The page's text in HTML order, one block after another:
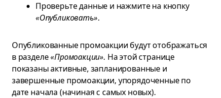
Проверьте данные и нажмите на кнопку
«Опубликовать».
Опубликованные промоакции будут отображаться
в разделе«Промоакции». На этой странице
показаны активные, запланированные и
завершенные промоакции, упорядоченные по
дате начала (начиная с самых новых).